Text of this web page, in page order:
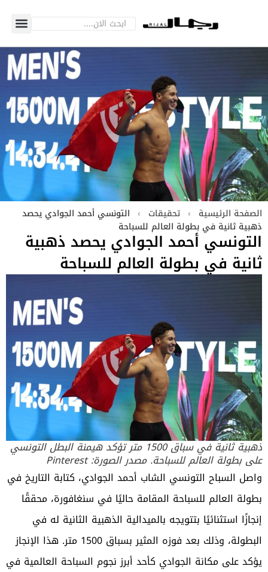
الصفحة الرئيسية › تحقيقات › التونسي أحمد الجوادي يحصد
ذهبية ثانية في بطولة العالم للسباحة
التونسي أحمد الجوادي يحصد ذهبية
ثانية في بطولة العالم للسباحة
ذهبية ثانية في سباق 1500 متر تؤكد هيمنة البطل التونسي
على بطولة العالم للسباحة. مصدر الصورة: Pinterest
واصل السباح التونسي الشاب أحمد الجوادي، كتابة التاريخ في
بطولة العالم للسباحة المقامة حاليًا في سنغافورة، محققًا
إنجازًا استثنائيًا بتتويجه بالميدالية الذهبية الثانية له في
البطولة، وذلك بعد فوزه المثير بسباق 1500 متر. هذا الإنجاز
يؤكد على مكانة الجوادي كأحد أبرز نجوم السباحة العالمية في